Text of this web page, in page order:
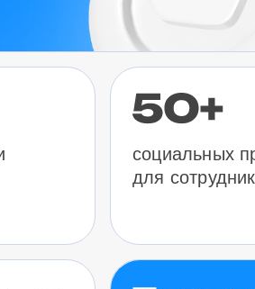
социальных
для